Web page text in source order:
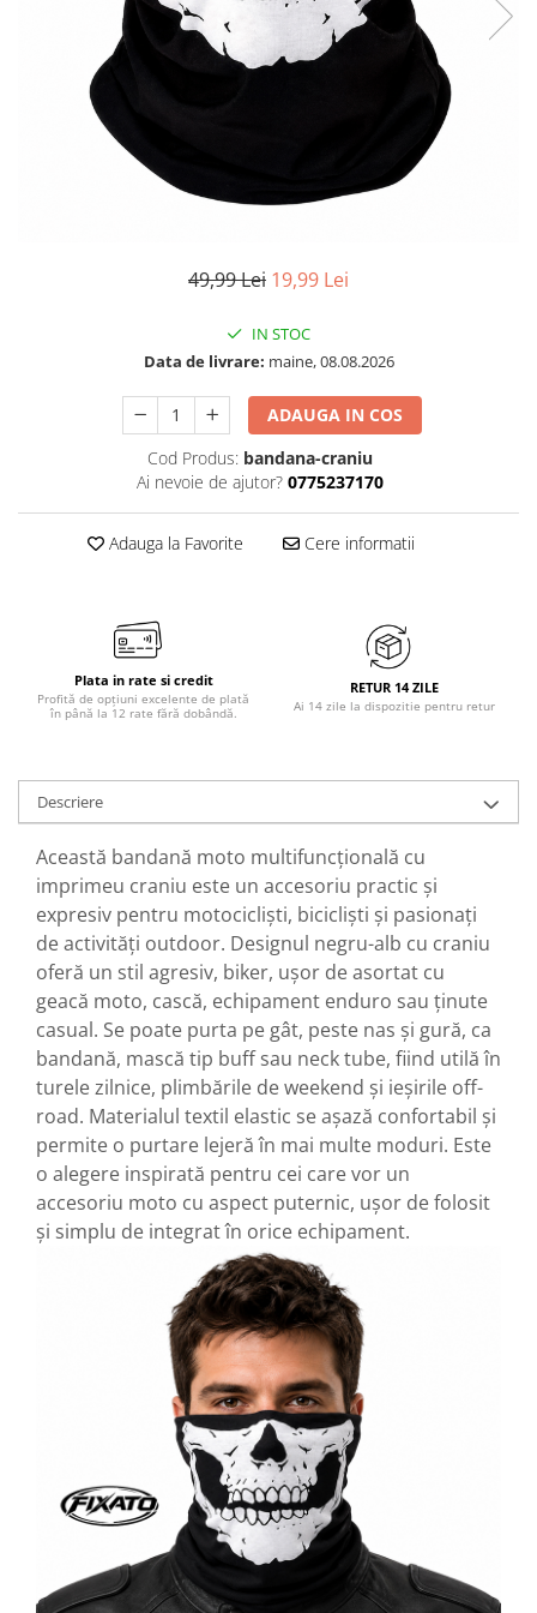
49,99 Lei 19,99 Lei
IN STOC
Data de livrare: maine, 08.08.2026
ADAUGA IN COS
Cod Produs: bandana-craniu
Ai nevoie de ajutor? 0775237170
Adauga la Favorite Cere informatii
Plata in rate si credit
Profită de opțiuni excelente de plată
în până la 12 rate fără dobândă.
RETUR 14 ZILE
Ai 14 zile la dispozitie pentru retur
Descriere
Această bandană moto multifuncțională cu
imprimeu craniu este un accesoriu practic și
expresiv pentru motocicliști, bicicliști și pasionați
de activități outdoor. Designul negru-alb cu craniu
oferă un stil agresiv, biker, ușor de asortat cu
geacă moto, cască, echipament enduro sau ținute
casual. Se poate purta pe gât, peste nas și gură, ca
bandană, mască tip buff sau neck tube, fiind utilă în
turele zilnice, plimbările de weekend și ieșirile off-
road. Materialul textil elastic se așază confortabil și
permite o purtare lejeră în mai multe moduri. Este
o alegere inspirată pentru cei care vor un
accesoriu moto cu aspect puternic, ușor de folosit
și simplu de integrat în orice echipament.